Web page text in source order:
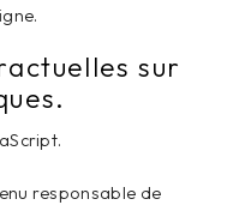
sur
responsable de